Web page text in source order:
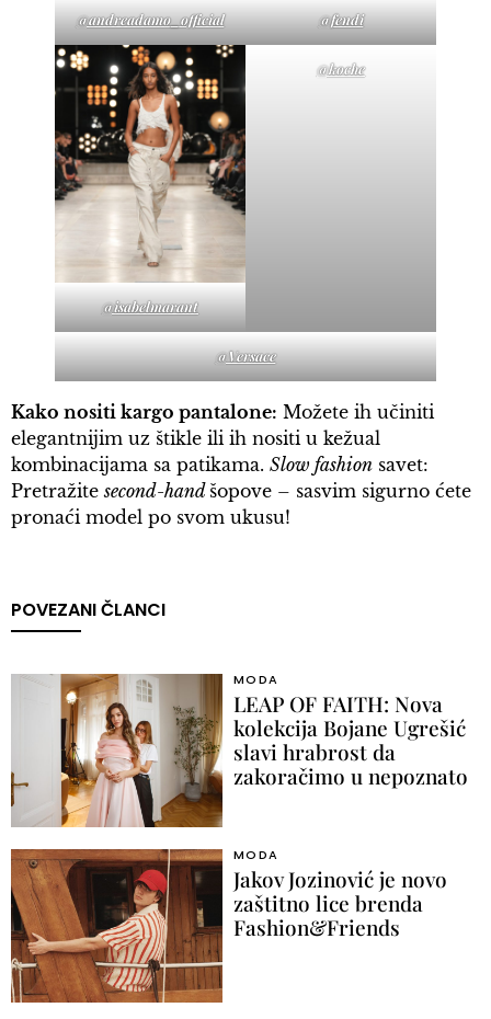
@andreadamo_official @fendi
@isabelmarant
@koche
@Versace
Kako nositi kargo pantalone: Možete ih učiniti
elegantnijim uz štikle ili ih nositi u kežual
kombinacijama sa patikama. Slow fashion savet:
Pretražitesecond-hand šopove – sasvim sigurno ćete
pronaći model po svom ukusu!
POVEZANI ČLANCI
MODA
LEAP OF FAITH: Nova
kolekcija Bojane Ugrešić
slavi hrabrost da
zakoračimo u nepoznato
MODA
Jakov Jozinović je novo
zaštitno lice brenda
Fashion&Friends